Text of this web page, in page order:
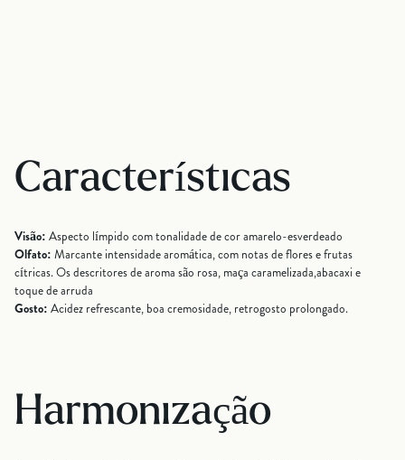
Características
Visão: Aspecto límpido com tonalidade de cor amarelo-esverdeado
Olfato: Marcante intensidade aromática, com notas de flores e frutas
cítricas. Os descritores de aroma são rosa, maça caramelizada,abacaxi e
toque de arruda
Gosto: Acidez refrescante, boa cremosidade, retrogosto prolongado.
Harmonização